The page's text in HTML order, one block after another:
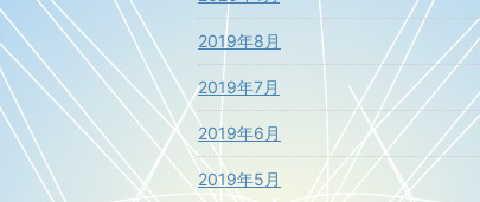
2019年8月
2019年7月
2019年6月
2019年5月